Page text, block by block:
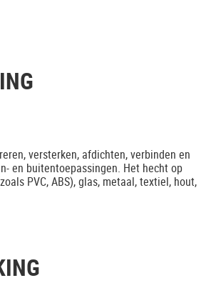
versterken, afdichten, verbinden en
en buitentoepassingen. Het hecht op
PVC, ABS), glas, metaal, textiel, hout,